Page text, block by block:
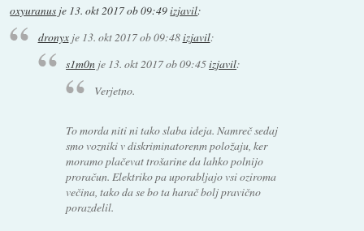
oxyuranus je 13. okt 2017 ob 09:49izjavil:
dronyxje 13. okt 2017 ob 09:48izjavil:
s1m0n je 13. okt 2017 ob 09:45izjavil:
Verjetno.
To morda niti ni tako slaba ideja. Namreč sedaj
smo vozniki v diskriminatorenm položaju, ker
moramo plačevat trošarine da lahko polnijo
proračun. Elektriko pa uporabljajo vsi oziroma
večina, tako da se bo ta harač bolj pravično
porazdelil.